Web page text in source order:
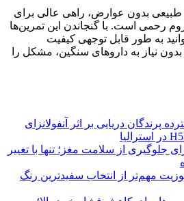
بدون عوارض، راهی عالی برای
رحمی است. با گنجاندن این تمرین‌ها
به طور قابل توجهی کیفیت
نیاز به داروهای سنگین، مشکل را
پرندگان دریایی بر اثر آنفولانزای
جلوگیری از سلامت مغز؛ تنها با تغییر
مهم‌تر از انتخاب سفیدترین رنگ